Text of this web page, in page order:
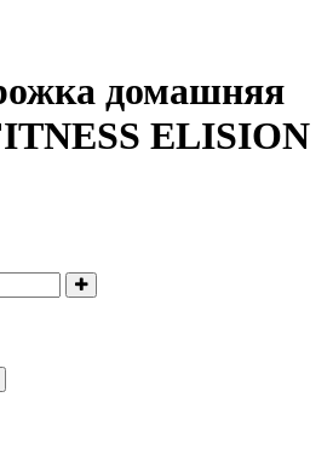
домашняя
ELISION